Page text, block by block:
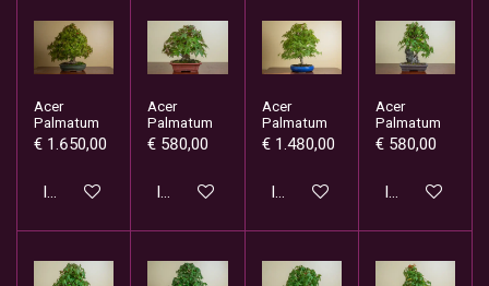
Acer
Palmatum
€ 1.650,00
In winkelwagen
Acer
Palmatum
€ 580,00
In winkelwagen
Acer
Palmatum
€ 1.480,00
In winkelwagen
Acer
Palmatum
€ 580,00
In